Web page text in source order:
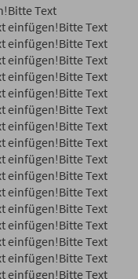
Text
einfügen!Bitte Text
einfügen!Bitte Text
einfügen!Bitte Text
einfügen!Bitte Text
einfügen!Bitte Text
einfügen!Bitte Text
einfügen!Bitte Text
einfügen!Bitte Text
einfügen!Bitte Text
einfügen!Bitte Text
einfügen!Bitte Text
einfügen!Bitte Text
einfügen!Bitte Text
einfügen!Bitte Text
einfügen!Bitte Text
einfügen!Bitte Text